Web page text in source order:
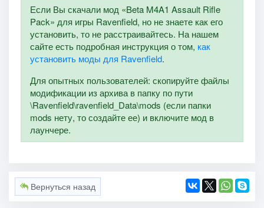
Если Вы скачали мод «Beta M4A1 Assault Rifle
Pack» для игры Ravenfield, но не знаете как его
установить, то не расстраивайтесь. На нашем
сайте есть подробная инструкция о том, как
установить моды для Ravenfield.
Для опытных пользователей: скопируйте файлы
модификации из архива в папку по пути
\Ravenfield\ravenfield_Data\mods (если папки
mods нету, то создайте ее) и включите мод в
лаунчере.
Вернуться назад